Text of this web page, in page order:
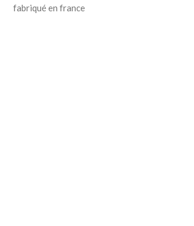
fabriqué en france